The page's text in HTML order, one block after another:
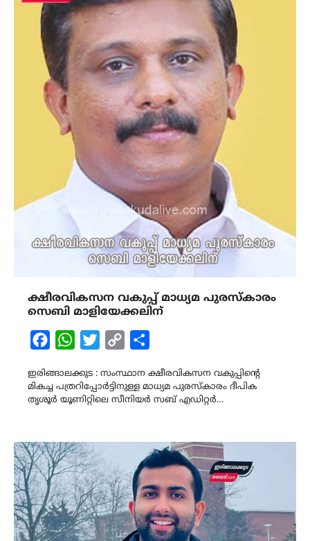
ക്ഷീരവികസന വകുപ്പ് മാധ്യമ പുരസ്കാരം
സെബി മാളിയേക്കലിന്
FacebookWhatsAppTwitterCopy
ഇരിങ്ങാലക്കുട : സംസ്ഥാന ക്ഷീരവികസന വകുപ്പിൻ്റെ
മികച്ച പത്രറിപ്പോർട്ടിനുള്ള മാധ്യമ പുരസ്കാരം ദീപിക
തൃശൂർ യൂണിറ്റിലെ സീനിയർ സബ് എഡിറ്റർ…